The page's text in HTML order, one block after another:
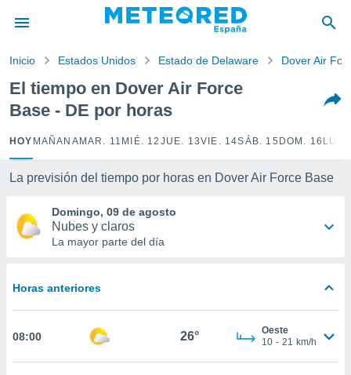
por
para
la
calidad.
a este
las
y
forma
basada
permite
Inicio Estados Unidos Estado de Delaware Dover Air
El tiempo en Dover Air Force
Base - DE por horas
HOY MAÑANA MAR. 11 MIÉ. 12 JUE. 13VIE. 14SÁB. 15 DOM. 16
La previsión del tiempo por horas en Dover Air Force Base
Domingo, 09 de agosto
Nubes y claros
La mayor parte del día
Horas anteriores
08:00 26°
Oeste
10 - 21 km/h